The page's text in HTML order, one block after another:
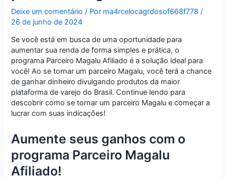
Deixe um comentário / Por ma4rcelocagrdosof668f778/
26 de junho de 2024
Se você está em busca de uma oportunidade para
aumentar sua renda de forma simples e prática, o
programa Parceiro Magalu Afiliado é a solução ideal para
você! Ao se tornar um parceiro Magalu, você terá a chance
de ganhar dinheiro divulgando produtos da maior
plataforma de varejo do Brasil. Continue lendo para
descobrir como se tornar um parceiro Magalu e começar a
lucrar com suas indicações!
Aumente seus ganhos com o
programa Parceiro Magalu
Afiliado!